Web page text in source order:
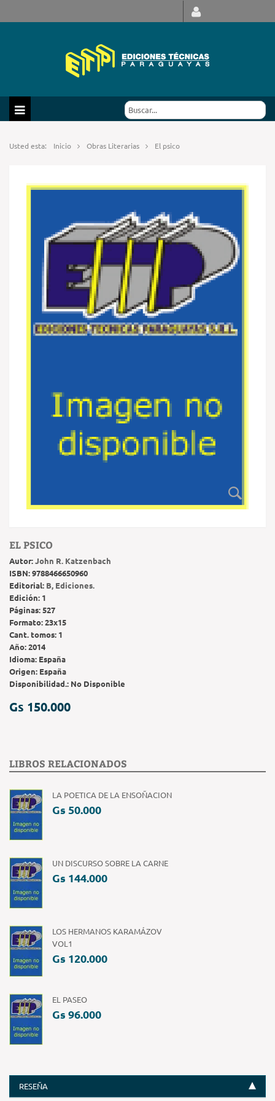
Usted esta: Inicio Obras Literarias El psico
EL PSICO
Autor:John R. Katzenbach
ISBN:9788466650960
Editorial: B, Ediciones.
Edición: 1
Páginas:527
Formato:23x15
Cant. tomos: 1
Año:2014
Idioma: España
Origen: España
Disponibilidad.: No Disponible
Gs 150.000
LIBROS RELACIONADOS
LA POETICA DE LA ENSOÑACION
Gs 50.000
UN DISCURSO SOBRE LA CARNE
Gs 144.000
LOS HERMANOS KARAMÁZOV
VOL1
Gs 120.000
EL PASEO
Gs 96.000
RESEÑA